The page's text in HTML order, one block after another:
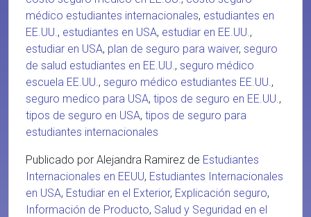
médico estudiantes internacionales, estudiantes en
EE.UU., estudiantes en USA, estudiar en EE.UU.,
estudiar en USA, plan de seguro para waiver, seguro
de salud estudiantes en EE.UU., seguro médico
escuela EE.UU., seguro médico estudiantes EE.UU.,
seguro medico para USA, tipos de seguro en EE.UU.,
tipos de seguro en USA, tipos de seguro para
estudiantes internacionales
Publicado por Alejandra Ramirez de Estudiantes
Internacionales en EEUU, Estudiantes Internacionales
en USA, Estudiar en el Exterior, Explicación seguro,
Información de Producto, Salud y Seguridad en el